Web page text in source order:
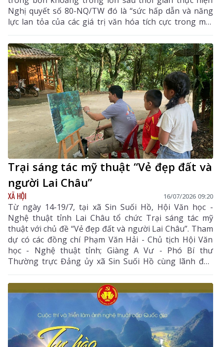
Nghị quyết số 80-NQ/TW đó là “sức hấp dẫn và năng
lực lan tỏa của các giá trị văn hóa tích cực trong môi
trường số chưa theo kịp tốc độ phát triển của các nền
tảng và nội dung số”. Đây là điểm nghẽn đang cản trở
quá trình chuyển hóa văn hóa thành nguồn lực nội
sinh, sức mạnh mềm và động lực phát triển đất nước.
Trại sáng tác mỹ thuật “Vẻ đẹp đất và
người Lai Châu”
XÃ HỘI 16/07/2026 09:20
Từ ngày 14-19/7, tại xã Sin Suối Hồ, Hội Văn học -
Nghệ thuật tỉnh Lai Châu tổ chức Trại sáng tác mỹ
thuật với chủ đề “Vẻ đẹp đất và người Lai Châu”. Tham
dự có các đồng chí Phạm Văn Hải - Chủ tịch Hội Văn
học - Nghệ thuật tỉnh; Giàng A Vư - Phó Bí thư
Thường trực Đảng ủy xã Sin Suối Hồ cùng lãnh đạo
địa phương và các họa sĩ, trại viên.